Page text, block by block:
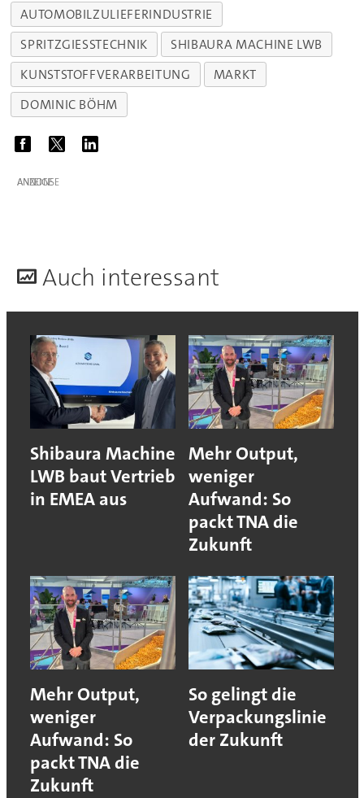
AUTOMOBILZULIEFERINDUSTRIE
SPRITZGIESSTECHNIK
SHIBAURA MACHINE LWB
KUNSTSTOFFVERARBEITUNG
MARKT
DOMINIC BÖHM
ANZEIGE
Auch interessant
Shibaura Machine
LWB baut Vertrieb
in EMEA aus
Mehr Output,
weniger
Aufwand: So
packt TNA die
Zukunft
Mehr Output,
weniger
Aufwand: So
packt TNA die
Zukunft
So gelingt die
Verpackungslinie
der Zukunft